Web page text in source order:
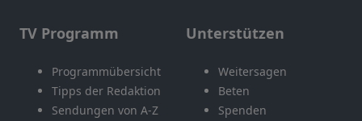
TV Programm
Programmübersicht
Tipps der Redaktion
Sendungen von A-Z
Unterstützen
Weitersagen
Beten
Spenden